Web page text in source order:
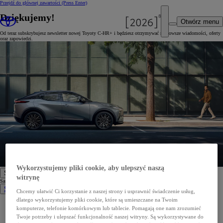
Przejdź do głównej zawartości (Press Enter)
Otwórz menu
Dziękujemy!
Od teraz subskrybujesz newsletter nowej Toyoty C-HR+ i będziesz otrzymywać najnowsze wiadomości, oferty
oraz zapowiedzi.
Samochody
Samochody
Samochody osobowe
Nowe Aygo X
Yaris
GR Yaris
Yaris Cross
Wykorzystujemy pliki cookie, aby ulepszyć naszą
witrynę
Chcemy ułatwić Ci korzystanie z naszej strony i usprawnić świadczenie usług,
dlatego wykorzystujemy pliki cookie, które są umieszczane na Twoim
komputerze, telefonie komórkowym lub tablecie. Pomagają one nam zrozumieć
Twoje potrzeby i ulepszać funkcjonalność naszej witryny. Są wykorzystywane do